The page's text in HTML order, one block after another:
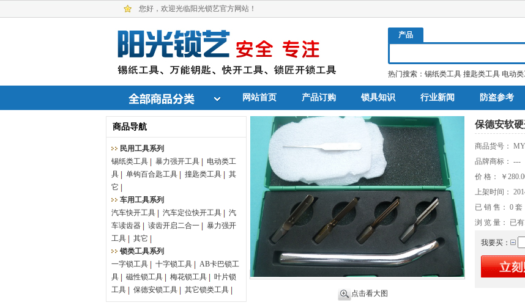
您好，欢迎光临阳光锁艺官方网站！
产品
热门搜索： 锡纸类工具 撞匙类工具 电动
网站首页 产品订购 锁具知识 行业新闻 防盗参考
商品导航
民用工具系列
锡纸类工具
暴力强开工具
电动类工
具
单钩百合匙工具 撞匙类工具
其
它
车用工具系列
汽车快开工具
汽车定位快开工具
汽
车读齿器
读齿开启二合一
暴力强开
工具
其它
锁类工具系列
一字锁工具
十字锁工具
AB卡巴锁工
具
磁性锁工具 梅花锁工具
叶片锁
工具
保德安锁工具 其它锁类工具 点击看大图
保德安软
商品货号：
品牌商标： ---
价 格：
￥
上架时间：
已 销 售： 0 套
浏 览 量： 已有
我要买：